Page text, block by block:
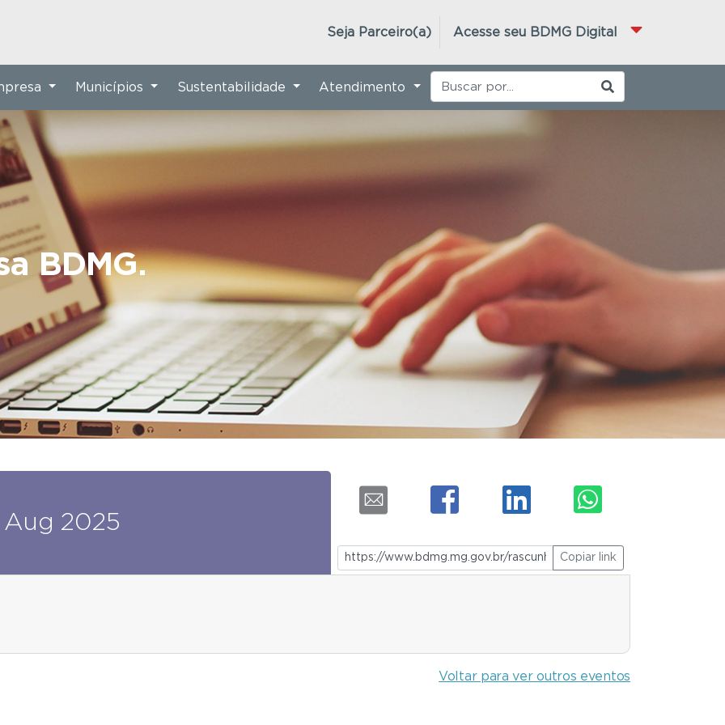
Acesse seu BDMG Digital
Seja Parceiro(a)
BDMG.
Municípios Sustentabilidade Atendimento
Aug 2025
Copiar link
Voltar para ver outros eventos